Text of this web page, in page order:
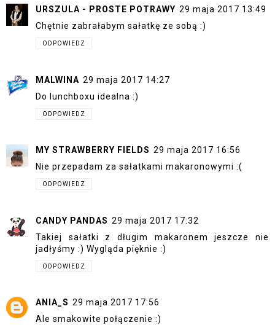
URSZULA - PROSTE POTRAWY 29 maja 2017 13:49
Chętnie zabrałabym sałatkę ze sobą :)
ODPOWIEDZ
MALWINA 29 maja 2017 14:27
Do lunchboxu idealna :)
ODPOWIEDZ
MY STRAWBERRY FIELDS 29 maja 2017 16:56
Nie przepadam za sałatkami makaronowymi :(
ODPOWIEDZ
CANDY PANDAS 29 maja 2017 17:32
Takiej sałatki z długim makaronem jeszcze nie
jadłyśmy :) Wygląda pięknie :)
ODPOWIEDZ
ANIA_S 29 maja 2017 17:56
Ale smakowite połączenie :)